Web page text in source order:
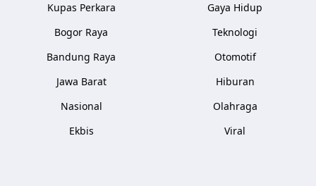
Kupas Perkara
Bogor Raya
Bandung Raya
Jawa Barat
Nasional
Ekbis
Gaya Hidup
Teknologi
Otomotif
Hiburan
Olahraga
Viral